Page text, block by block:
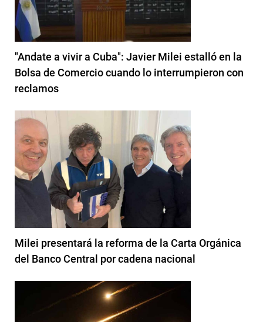
"Andate a vivir a Cuba": Javier Milei estalló en la
Bolsa de Comercio cuando lo interrumpieron con
reclamos
Milei presentará la reforma de la Carta Orgánica
del Banco Central por cadena nacional